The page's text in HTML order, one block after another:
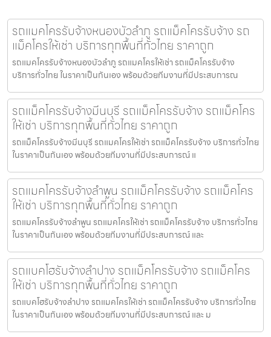
รถแมคโครรับจ้างหนองบัวลำภู รถแม็คโครรับจ้าง รถ
แม็คโครให้เช่า บริการทุกพื้นที่ทั่วไทย ราคาถูก
รถแมคโครรับจ้างหนองบัวลำภู รถแมคโครให้เช่า รถแม็คโครรับจ้าง
บริการทั่วไทย ในราคาเป็นกันเอง พร้อมด้วยทีมงานที่มีประสบการณ
รถแม็คโครรับจ้างมีนบุรี รถแม็คโครรับจ้าง รถแม็คโคร
ให้เช่า บริการทุกพื้นที่ทั่วไทย ราคาถูก
รถแม็คโครรับจ้างมีนบุรี รถแมคโครให้เช่า รถแม็คโครรับจ้าง บริการทั่วไทย
ในราคาเป็นกันเอง พร้อมด้วยทีมงานที่มีประสบการณ์ แ
รถแมคโครรับจ้างลำพูน รถแม็คโครรับจ้าง รถแม็คโคร
ให้เช่า บริการทุกพื้นที่ทั่วไทย ราคาถูก
รถแมคโครรับจ้างลำพูน รถแมคโครให้เช่า รถแม็คโครรับจ้าง บริการทั่วไทย
ในราคาเป็นกันเอง พร้อมด้วยทีมงานที่มีประสบการณ์ และ
รถแบคโฮรับจ้างลำปาง รถแม็คโครรับจ้าง รถแม็คโคร
ให้เช่า บริการทุกพื้นที่ทั่วไทย ราคาถูก
รถแบคโฮรับจ้างลำปาง รถแมคโครให้เช่า รถแม็คโครรับจ้าง บริการทั่วไทย
ในราคาเป็นกันเอง พร้อมด้วยทีมงานที่มีประสบการณ์ และ ม